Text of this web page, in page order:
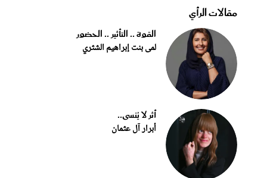
مقالات الرأي
القوة .. التأثير .. الحضور
لمى بنت إبراهيم الشثري
أثر لا يُنسى..
أبرار آل عثمان